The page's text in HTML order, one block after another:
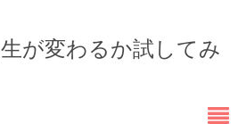
が変わるか試してみ